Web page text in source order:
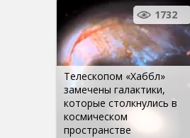
Телескопом «Хаббл»
замечены галактики,
которые столкнулись в
космическом
пространстве
1732